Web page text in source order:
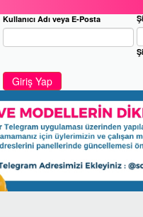
Kullanıcı Adı veya E-Posta
Giriş Yap